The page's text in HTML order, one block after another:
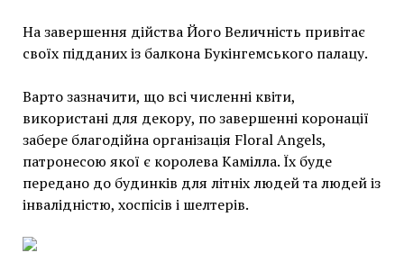
На завершення дійства Його Величність привітає
своїх підданих із балкона Букінгемського палацу.
Варто зазначити, що всі численні квіти,
використані для декору, по завершенні коронації
забере благодійна організація Floral Angels,
патронесою якої є королева Камілла. Їх буде
передано до будинків для літніх людей та людей із
інвалідністю, хоспісів і шелтерів.